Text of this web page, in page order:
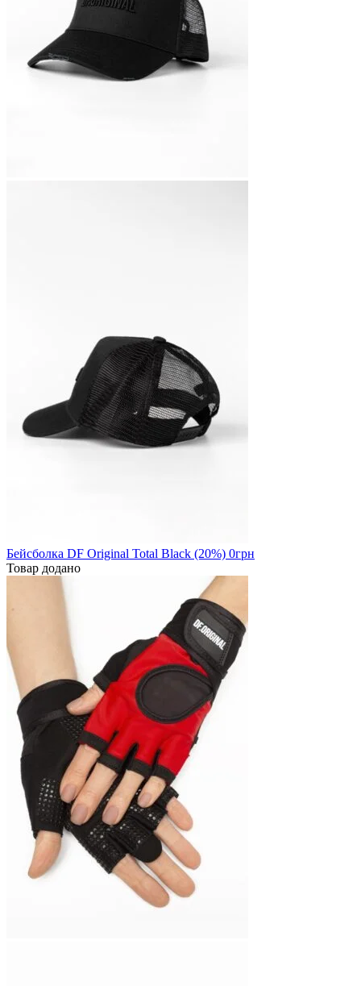
Бейсболка DF Original Total Black (20%) 0грн
Товар додано